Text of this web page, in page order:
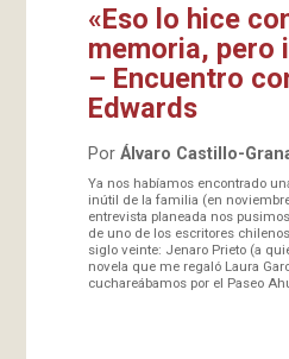
«Eso lo hice
memoria, pero
– Encuentro
Edwards
Por Álvaro Castillo-
Ya nos habíamos encontrado
inútil de la familia (en
entrevista planeada nos
de uno de los escritores
siglo veinte: Jenaro Prieto (a
novela que me regaló Laura
cuchareábamos por el Paseo